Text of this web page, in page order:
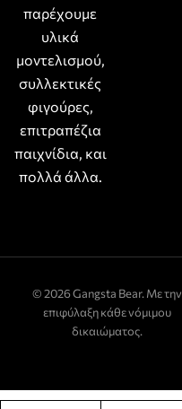
παρέχουμε
υλικά
μοντελισμού,
συλλεκτικές
φιγούρες,
επιτραπέζια
παιχνίδια, και
πολλά άλλα.
© 2026 Gangsta Bear. Με την
επιφύλαξη κάθε νόμιμου
δικαιώματος.